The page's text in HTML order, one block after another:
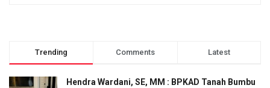
Trending Comments Latest
Hendra Wardani, SE, MM : BPKAD Tanah Bumbu